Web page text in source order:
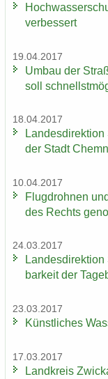
ver­bes­sert
19.04.2017
Umbau der
soll
18.04.2017
der Stadt
10.04.2017
Flug­droh­nen
des Rechts
24.03.2017
bar­keit der
23.03.2017
Künst­li­ches
17.03.2017
Land­kreis